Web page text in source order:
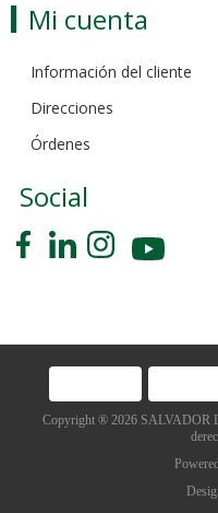
Mi cuenta
Información del cliente
Direcciones
Órdenes
Social
Copyright ® 2026 SALVADOR